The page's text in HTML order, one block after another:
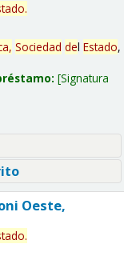
.
Sociedad del Estado,
Signatura
Oeste,
.